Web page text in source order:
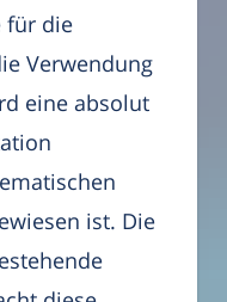
für die
Verwendung
eine absolut
ist. Die